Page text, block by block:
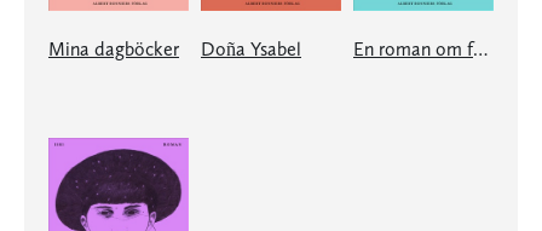
Mina dagböcker Doña Ysabel En roman om förste konsuln